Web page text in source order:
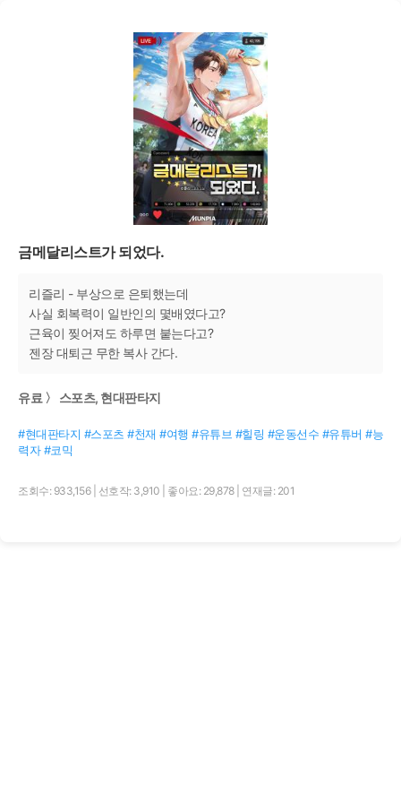
금메달리스트가 되었다.
리즐리 - 부상으로 은퇴했는데
사실 회복력이 일반인의 몇배였다고?
근육이 찢어져도 하루면 붙는다고?
젠장 대퇴근 무한 복사 간다.
유료 〉 스포츠, 현대판타지
#현대판타지 #스포츠 #천재 #여행 #유튜브 #힐링 #운동선수 #유튜버 #능
력자 #코믹
조회수: 933,156 선호작: 3,910 좋아요: 29,878 연재글: 201